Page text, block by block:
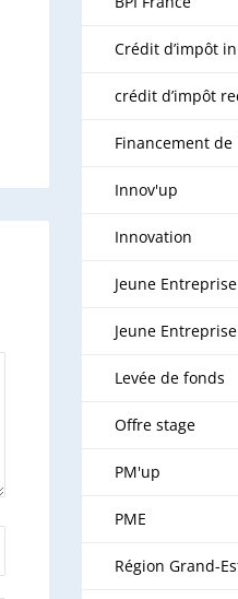
Crédit d’impôt
crédit d’impôt
Financement de
Innov'up
Innovation
Jeune
Jeune
Levée de fonds
Offre stage
PM'up
PME
Région Grand-